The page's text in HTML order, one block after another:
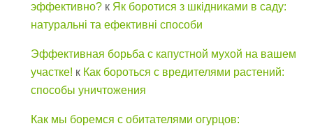
эффективно? к Як боротися з шкідниками в саду:
натуральні та ефективні способи
Эффективная борьба с капустной мухой на вашем
участке! к Как бороться с вредителями растений:
способы уничтожения
Как мы боремся с обитателями огурцов: